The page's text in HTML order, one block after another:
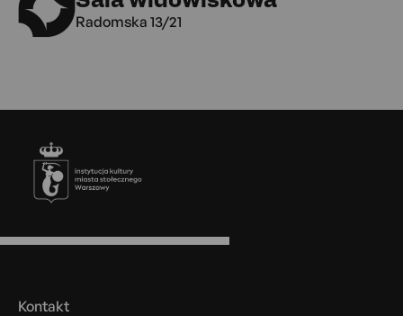
Radomska 13/21
Stopka
Menu
Kontakt